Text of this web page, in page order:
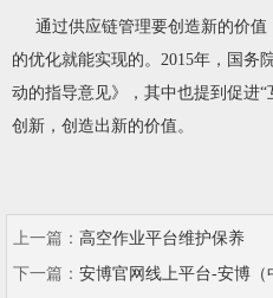
通过供应链管理要创造新的价值
的优化就能实现的。2015年，国务
动的指导意见》，其中也提到促进
创新，创造出新的价值。
上一篇： 高空作业平台维护保养
下一篇： 安博官网线上平台-安博